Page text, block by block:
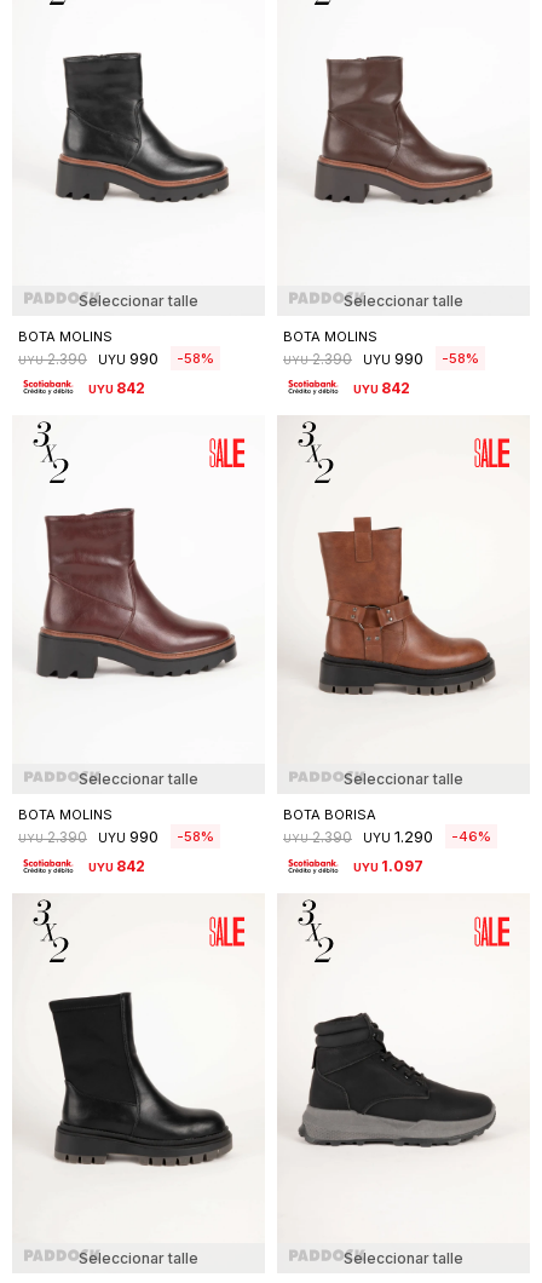
Seleccionar talle
BOTA MOLINS
UYU 2.390 UYU 990 58
UYU 842
Seleccionar talle
BOTA MOLINS
UYU 2.390 UYU 990 58
UYU 842
Seleccionar talle
BOTA MOLINS
UYU 2.390 UYU 990 58
UYU 842
Seleccionar talle
BOTA BORISA
UYU 2.390 UYU 1.290 46
UYU 1.097
Seleccionar talle Seleccionar talle